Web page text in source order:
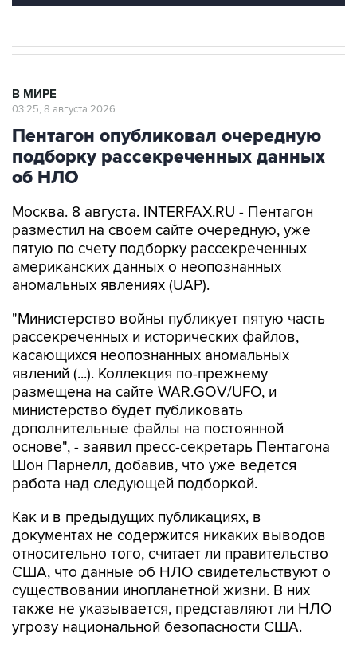
В МИРЕ
03:25, 8 августа 2026
Пентагон опубликовал очередную
подборку рассекреченных данных
об НЛО
Москва. 8 августа. INTERFAX.RU - Пентагон
разместил на своем сайте очередную, уже
пятую по счету подборку рассекреченных
американских данных о неопознанных
аномальных явлениях (UAP).
"Министерство войны публикует пятую часть
рассекреченных и исторических файлов,
касающихся неопознанных аномальных
явлений (...). Коллекция по-прежнему
размещена на сайте WAR.GOV/UFO, и
министерство будет публиковать
дополнительные файлы на постоянной
основе", - заявил пресс-секретарь Пентагона
Шон Парнелл, добавив, что уже ведется
работа над следующей подборкой.
Как и в предыдущих публикациях, в
документах не содержится никаких выводов
относительно того, считает ли правительство
США, что данные об НЛО свидетельствуют о
существовании инопланетной жизни. В них
также не указывается, представляют ли НЛО
угрозу национальной безопасности США.